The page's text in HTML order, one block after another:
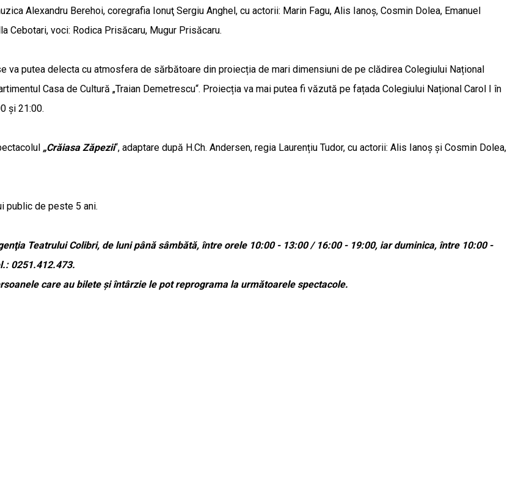
Alexandru Berehoi, coregrafia Ionuţ Sergiu Anghel, cu actorii: Marin Fagu, Alis Ianoş, Cosmin Dolea, Emanuel
Cebotari, voci: Rodica Prisăcaru, Mugur Prisăcaru.
va putea delecta cu atmosfera de sărbătoare din proiecția de mari dimensiuni de pe clădirea Colegiului Național
Casa de Cultură „Traian Demetrescu“. Proiecția va mai putea fi văzută pe fațada Colegiului Național Carol I în
și 21:00.
„Crăiasa Zăpezii“, adaptare după H.Ch. Andersen, regia Laurențiu Tudor, cu actorii: Alis Ianoș și Cosmin Dolea,
public de peste 5 ani.
Teatrului Colibri, de luni până sâmbătă, între orele 10:00 - 13:00 / 16:00 - 19:00, iar duminica, între 10:00 -
0251.412.473.
care au bilete și întârzie le pot reprograma la următoarele spectacole.